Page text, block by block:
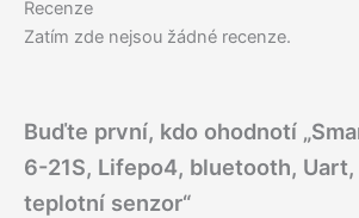
Recenze
Zatím zde nejsou žádné recenze.
Buďte první, kdo ohodnotí
6-21S, Lifepo4, bluetooth, Uart,
teplotní senzor“